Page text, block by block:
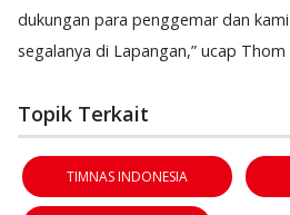
dukungan para penggemar dan
segalanya di Lapangan,” ucap Thom
Topik Terkait
TIMNAS INDONESIA